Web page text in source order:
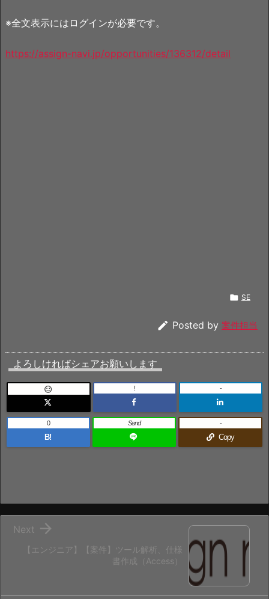
※全文表示にはログインが必要です。
https://assign-navi.jp/opportunities/136312/detail
 SE
 Posted by 案件担当
よろしければシェアお願いします
 ! -
B!
0 Send
Copy
-
【エンジニア】【案件】ツール解析、仕様
書作成（Access）

Next